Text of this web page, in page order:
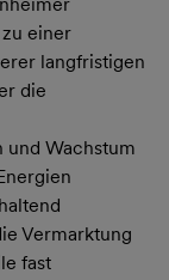
einer
langfristigen
die
und Wachstum
Vermarktung
fast